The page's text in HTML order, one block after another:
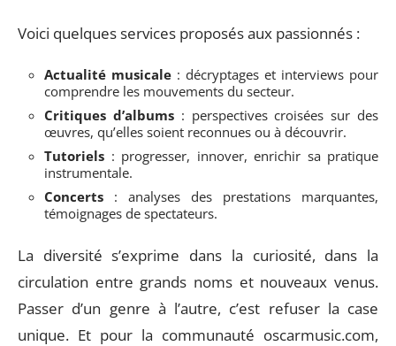
Voici quelques services proposés aux passionnés :
Actualité musicale : décryptages et interviews pour
comprendre les mouvements du secteur.
Critiques d’albums: perspectives croisées sur des
œuvres, qu’elles soient reconnues ou à découvrir.
Tutoriels : progresser, innover, enrichir sa pratique
instrumentale.
Concerts : analyses des prestations marquantes,
témoignages de spectateurs.
La diversité s’exprime dans la curiosité, dans la
circulation entre grands noms et nouveaux venus.
Passer d’un genre à l’autre, c’est refuser la case
unique. Et pour la communauté oscarmusic.com,